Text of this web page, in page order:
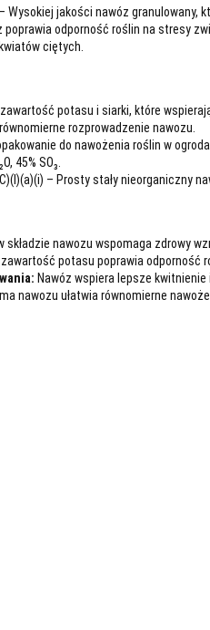
– Wysokiej jakości nawóz granulowany,
odporność roślin na stresy
ciętych.
zawartość potasu i siarki, które
rozprowadzenie nawozu.
do nawożenia roślin w
45% SO₃.
– Prosty stały nieorganiczny
składzie nawozu wspomaga zdrowy
potasu poprawia odporność
Nawóz wspiera lepsze kwitnienie
nawozu ułatwia równomierne